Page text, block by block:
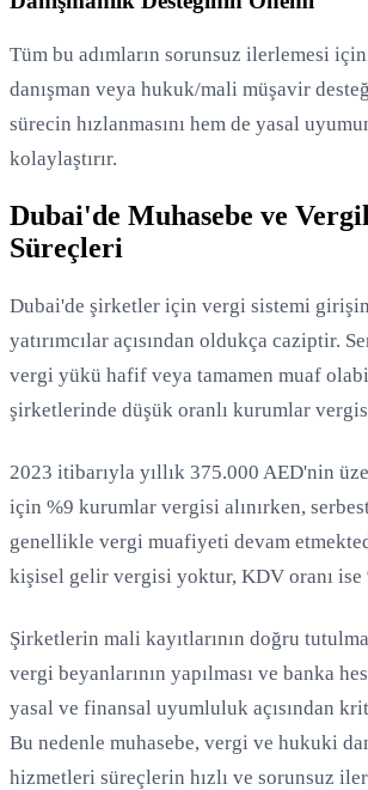
Tüm bu adımların sorunsuz ilerlemesi
danışman veya hukuk/mali müşavir
sürecin hızlanmasını hem de yasal
kolaylaştırır.
Dubai'de Muhasebe ve
Süreçleri
Dubai'de şirketler için vergi sistemi
yatırımcılar açısından oldukça caziptir.
vergi yükü hafif veya tamamen muaf
şirketlerinde düşük oranlı kurumlar
2023 itibarıyla yıllık 375.000 AED'nin
için %9 kurumlar vergisi alınırken,
genellikle vergi muafiyeti devam
kişisel gelir vergisi yoktur, KDV oranı ise
Şirketlerin mali kayıtlarının doğru
vergi beyanlarının yapılması ve banka
yasal ve finansal uyumluluk açısından
Bu nedenle muhasebe, vergi ve hukuki
hizmetleri süreçlerin hızlı ve sorunsuz